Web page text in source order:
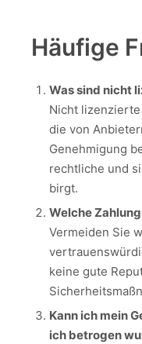
Häufige
Was sind nicht
Nicht
die von
Genehmigung
rechtliche und
birgt.
Welche
Vermeiden Sie
keine gute
Kann ich mein
ich betrogen